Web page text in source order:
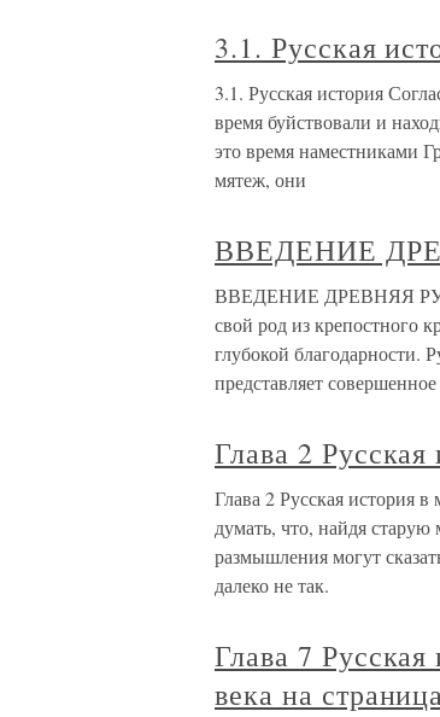
3.1. Русская
3.1. Русская история
время буйствовали и
это время наместниками
мятеж, они
ВВЕДЕНИЕ
ВВЕДЕНИЕ ДРЕВНЯЯ
свой род из крепостного
глубокой благодарности.
представляет
Глава 2
Глава 2 Русская история
думать, что, найдя
размышления могут
далеко не так.
Глава 7
века на